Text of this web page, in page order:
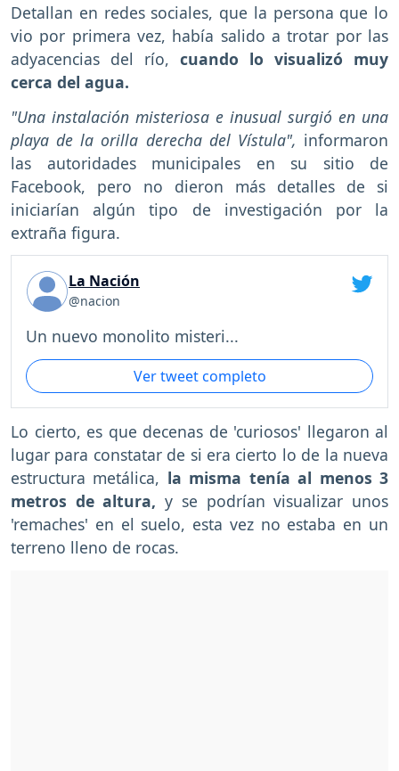
Detallan en redes sociales, que la persona que lo
vio por primera vez, había salido a trotar por las
adyacencias del río, cuando lo visualizó muy
cerca del agua.
"Una instalación misteriosa e inusual surgió en una
playa de la orilla derecha del Vístula", informaron
las autoridades municipales en su sitio de
Facebook, pero no dieron más detalles de si
iniciarían algún tipo de investigación por la
extraña figura.
La Nación
@nacion
Un nuevo monolito misteri...
Ver tweet completo
Lo cierto, es que decenas de 'curiosos' llegaron al
lugar para constatar de si era cierto lo de la nueva
estructura metálica, la misma tenía al menos 3
metros de altura,y se podrían visualizar unos
'remaches' en el suelo, esta vez no estaba en un
terreno lleno de rocas.